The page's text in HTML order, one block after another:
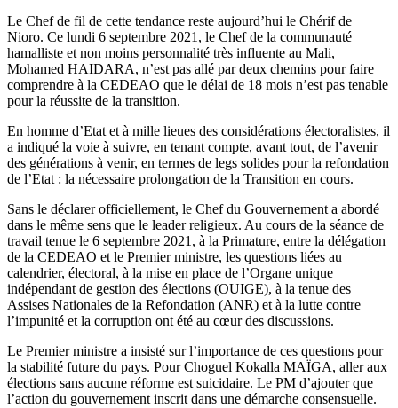
Le Chef de fil de cette tendance reste aujourd’hui le Chérif de
Nioro. Ce lundi 6 septembre 2021, le Chef de la communauté
hamalliste et non moins personnalité très influente au Mali,
Mohamed HAIDARA, n’est pas allé par deux chemins pour faire
comprendre à la CEDEAO que le délai de 18 mois n’est pas tenable
pour la réussite de la transition.
En homme d’Etat et à mille lieues des considérations électoralistes, il
a indiqué la voie à suivre, en tenant compte, avant tout, de l’avenir
des générations à venir, en termes de legs solides pour la refondation
de l’Etat : la nécessaire prolongation de la Transition en cours.
Sans le déclarer officiellement, le Chef du Gouvernement a abordé
dans le même sens que le leader religieux. Au cours de la séance de
travail tenue le 6 septembre 2021, à la Primature, entre la délégation
de la CEDEAO et le Premier ministre, les questions liées au
calendrier, électoral, à la mise en place de l’Organe unique
indépendant de gestion des élections (OUIGE), à la tenue des
Assises Nationales de la Refondation (ANR) et à la lutte contre
l’impunité et la corruption ont été au cœur des discussions.
Le Premier ministre a insisté sur l’importance de ces questions pour
la stabilité future du pays. Pour Choguel Kokalla MAÏGA, aller aux
élections sans aucune réforme est suicidaire. Le PM d’ajouter que
l’action du gouvernement inscrit dans une démarche consensuelle.